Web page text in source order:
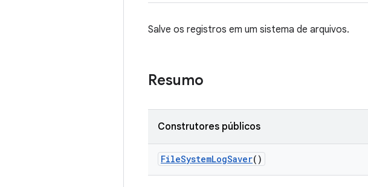
Salve os registros em um sistema de arquivos.
Resumo
Construtores públicos
FileSystemLogSaver()